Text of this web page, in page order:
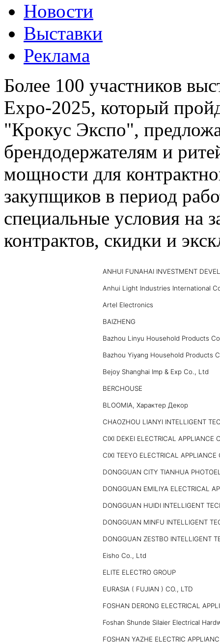
Новости
Выставки
Реклама
Более 100 участников
Expo-2025, который
"Крокус Экспо",
брендодержателям и
мощности для
закупщиков в период
специальные условия на
контрактов, скидки и
ANHUI FUNAHAI INVESTMENT
Anhui Light Industries International
Artel Electronics
BAIZHENG
Bazhou Linyu Household Products
Bazhou Yiyang Household Products
Bejoy Shanghai Imp & Exp Co., Ltd
BERCHOUSE
BLOOMIA, Характер Декор
CHAOZHOU LIANYI INTELLIGENT
CIXI DEKEI ELECTRICAL APPLIANCE
CIXI TEEYO ELECTRICAL APPLIANCE
DONGGUAN CITY TIANHUA
DONGGUAN EMILIYA ELECTRICAL
DONGGUAN HUIDI INTELLIGENT
DONGGUAN MINFU INTELLIGENT
DONGGUAN ZESTBO INTELLIGENT
Eisho Co., Ltd
ELITE ELECTRO GROUP
EURASIA ( FUJIAN ) CO., LTD
FOSHAN DERONG ELECTRICAL
Foshan Shunde Silaier Electrical
FOSHAN YAZHE ELECTRIC